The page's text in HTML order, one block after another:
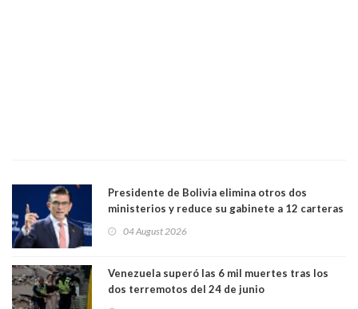
Presidente de Bolivia elimina otros dos
ministerios y reduce su gabinete a 12 carteras
04 August 2026
Venezuela superó las 6 mil muertes tras los
dos terremotos del 24 de junio